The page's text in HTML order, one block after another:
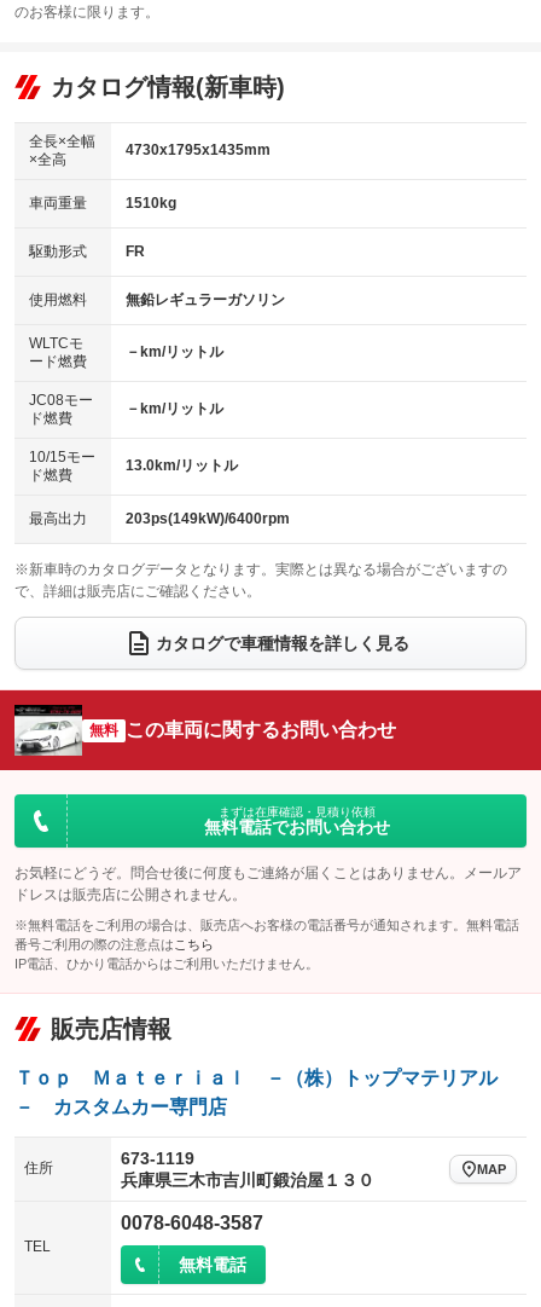
：装備なし
リフトアップ
：装備なし
：装備なし
パワーウィンドウ
アイドリングストップ
：装備なし
USB入力端子
：装備なし
100V電源
：装備なし
センターデフロック
：装備なし
電動格納ミラー
：装備あり
：装備あり
ビジュアル
：装備なし
：装備あり
革シート
キーレス
HID(キセノンライト)
：装備なし
バックカメラ
：装備あり
エアロ
：装備あり
：装備あり
パワーシート
ベンチシート
：装備なし
チップアップシート
：装備なし
：装備なし ：装備なし
ウォークスルー
：装備なし
電動リアゲート フロントカメラ
：装備なし
：装備なし ：装備なし
サイドカメラ
：装備なし ルーフレール
：装備なし
：装備なし
：装備なし
のお客様に限ります。
カタログ情報(新車時)
全長×全幅
×全高
4730x1795x1435mm
車両重量 1510kg
駆動形式 FR
使用燃料 無鉛レギュラーガソリン
WLTCモ
ード燃費
－km/リットル
JC08モー
ド燃費
－km/リットル
10/15モー
ド燃費
13.0km/リットル
最高出力 203ps(149kW)/6400rpm
※新車時のカタログデータとなります。実際とは異なる場合がございますの
で、詳細は販売店にご確認ください。
カタログで車種情報を詳しく見る
無料 この車両に関するお問い合わせ
まずは在庫確認・見積り依頼
無料電話でお問い合わせ
お気軽にどうぞ。問合せ後に何度もご連絡が届くことはありません。メールア
ドレスは販売店に公開されません。
※無料電話をご利用の場合は、販売店へお客様の電話番号が通知されます。無料電話
番号ご利用の際の注意点は こちら
IP電話、ひかり電話からはご利用いただけません。
販売店情報
Ｔｏｐ Ｍａｔｅｒｉａｌ －（株）トップマテリアル
－ カスタムカー専門店
住所
673-1119
兵庫県三木市吉川町鍛治屋１３０
MAP
TEL
0078-6048-3587
無料電話